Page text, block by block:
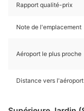
Rapport qualité-prix
Note de l'emplacement
Aéroport le plus proche
Distance vers l'aéroport